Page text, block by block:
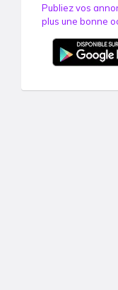
Publiez vos
plus une bonne